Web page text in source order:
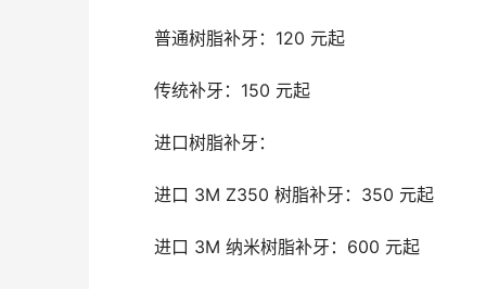
	普通树脂补牙：120 元起
	传统补牙：150 元起
	进口树脂补牙：
	进口 3M Z350 树脂补牙：350 元起
	进口 3M 纳米树脂补牙：600 元起